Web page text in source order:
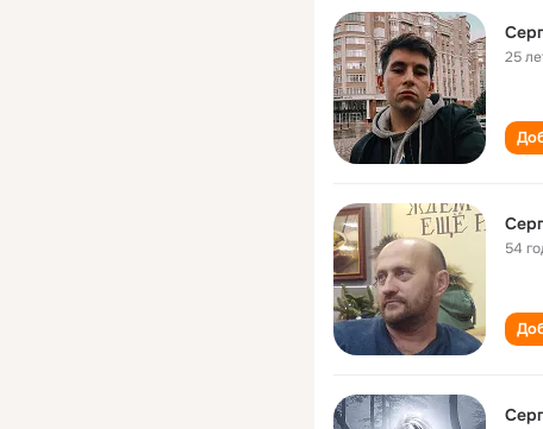
25
54